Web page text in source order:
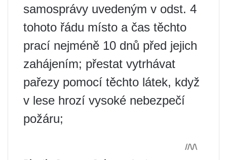
samosprávy uvedeným v odst. 4
tohoto řádu místo a čas těchto
prací nejméně 10 dnů před jejich
zahájením; přestat vytrhávat
pařezy pomocí těchto látek, když
v lese hrozí vysoké nebezpečí
požáru;